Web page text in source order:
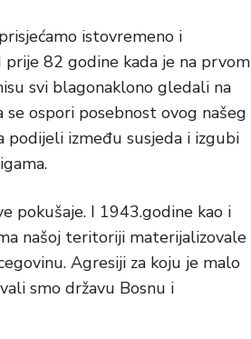
istovremeno i
prije 82 godine kada je na prvom
svi blagonaklono gledali na
ospori posebnost ovog našeg
podijeli između susjeda i izgubi
pokušaje. I 1943.godine kao i
našoj teritoriji materijalizovale
Agresiji za koju je malo
smo državu Bosnu i